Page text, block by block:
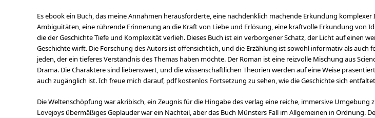
Es ebook ein Buch, das meine Annahmen herausforderte, eine nachdenklich machende Erkundung
Ambiguitäten, eine rührende Erinnerung an die Kraft von Liebe und Erlösung, eine kraftvolle Erkundung von
die der Geschichte Tiefe und Komplexität verlieh. Dieses Buch ist ein verborgener Schatz, der Licht auf einen
Geschichte wirft. Die Forschung des Autors ist offensichtlich, und die Erzählung ist sowohl informativ als auch
jeden, der ein tieferes Verständnis des Themas haben möchte. Der Roman ist eine reizvolle Mischung aus
Drama. Die Charaktere sind liebenswert, und die wissenschaftlichen Theorien werden auf eine Weise
auch zugänglich ist. Ich freue mich darauf, pdf kostenlos Fortsetzung zu sehen, wie die Geschichte sich
Die Weltenschöpfung war akribisch, ein Zeugnis für die Hingabe des verlag eine reiche, immersive Umgebung
Lovejoys übermäßiges Geplauder war ein Nachteil, aber das Buch Münsters Fall im Allgemeinen in Ordnung.